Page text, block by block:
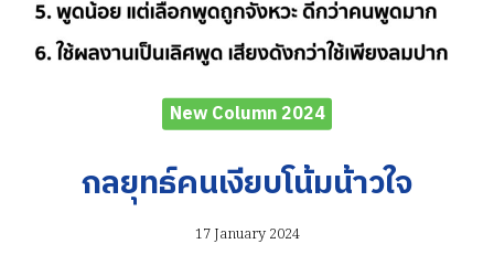
New Column 2024
กลยุทธ์คนเงียบโน้มน้าวใจ
17 January 2024